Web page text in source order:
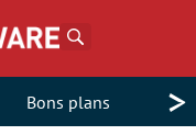
Bons plans >